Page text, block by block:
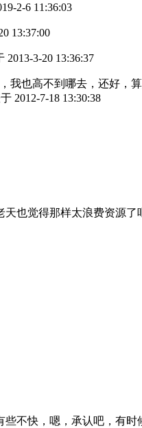
2-6 11:36:03
13:37:00
2013-3-20 13:36:37
我也高不到哪去，还好
2012-7-18 13:30:38
也觉得那样太浪费资源了
不快，嗯，承认吧，有